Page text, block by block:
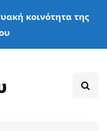
κοινότητα της